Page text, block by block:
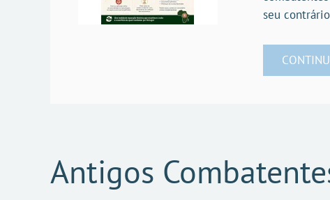
seu
Antigos